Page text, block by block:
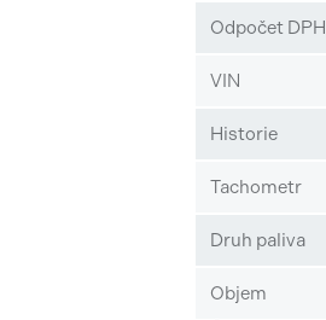
Odpočet DPH
VIN
Historie
Tachometr
Druh paliva
Objem